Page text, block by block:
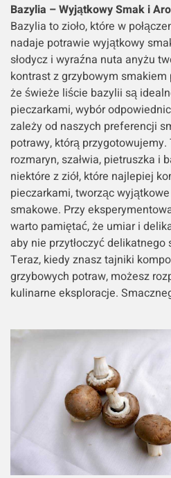
Bazylia – Wyjątkowy Smak i
Bazylia to zioło, które w
nadaje potrawie wyjątkowy
słodycz i wyraźna nuta anyżu
kontrast z grzybowym smakiem
że świeże liście bazylii są
pieczarkami, wybór
zależy od naszych preferencji
potrawy, którą przygotowujemy.
rozmaryn, szałwia, pietruszka i
niektóre z ziół, które najlepiej
pieczarkami, tworząc
smakowe. Przy
warto pamiętać, że umiar i
aby nie przytłoczyć delikatnego
Teraz, kiedy znasz tajniki
grzybowych potraw, możesz
kulinarne eksploracje.